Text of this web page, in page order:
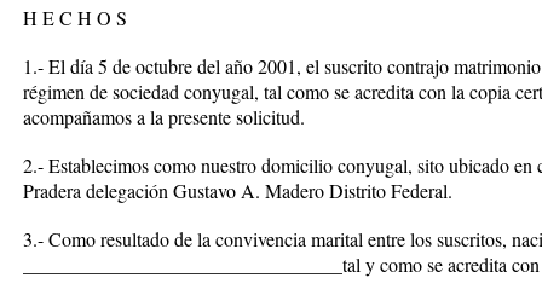
H E C H O S
1.- El día 5 de octubre del año 2001, el suscrito contrajo
régimen de sociedad conyugal, tal como se acredita con la copia
acompañamos a la presente solicitud.
2.- Establecimos como nuestro domicilio conyugal, sito ubicado
Pradera delegación Gustavo A. Madero Distrito Federal.
3.- Como resultado de la convivencia marital entre los suscritos,
_________________________________tal y como se acredita